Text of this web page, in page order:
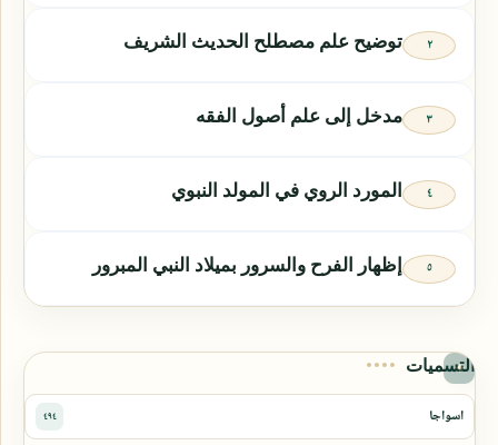
توضيح علم مصطلح الحديث الشريف
مدخل إلى علم أصول الفقه
المورد الروي في المولد النبوي
إظهار الفرح والسرور بميلاد النبي المبرور
التسميات